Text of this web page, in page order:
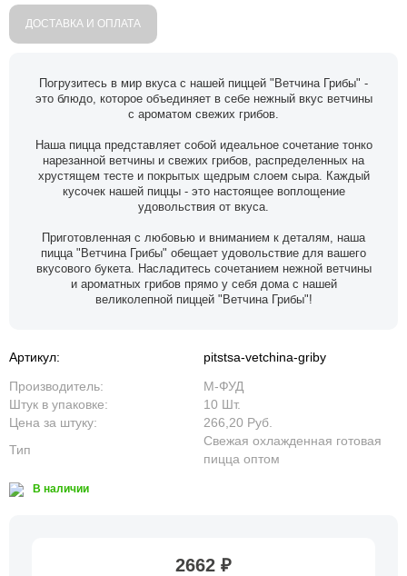
ДОСТАВКА И ОПЛАТА
Погрузитесь в мир вкуса с нашей пиццей "Ветчина Грибы" -
это блюдо, которое объединяет в себе нежный вкус ветчины
с ароматом свежих грибов.
Наша пицца представляет собой идеальное сочетание тонко
нарезанной ветчины и свежих грибов, распределенных на
хрустящем тесте и покрытых щедрым слоем сыра. Каждый
кусочек нашей пиццы - это настоящее воплощение
удовольствия от вкуса.
Приготовленная с любовью и вниманием к деталям, наша
пицца "Ветчина Грибы" обещает удовольствие для вашего
вкусового букета. Насладитесь сочетанием нежной ветчины
и ароматных грибов прямо у себя дома с нашей
великолепной пиццей "Ветчина Грибы"!
Артикул:
pitstsa-vetchina-griby
Производитель:
М-ФУД
Штук в упаковке:
10 Шт.
Цена за штуку:
266,20 Руб.
Тип
Свежая охлажденная готовая
пицца оптом
В наличии
2662 ₽